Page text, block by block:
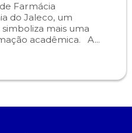
Farmácia
do Jaleco, um
mais uma
acadêmica. A...